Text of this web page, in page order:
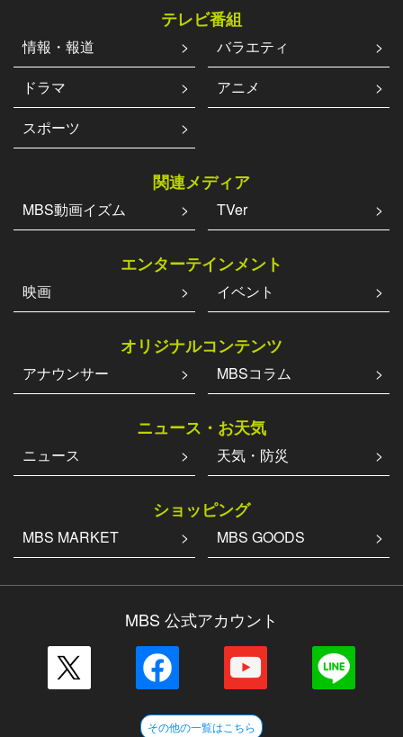
テレビ番組
情報・報道
バラエティ
ドラマ
アニメ
スポーツ
関連メディア
MBS動画イズム TVer
エンターテインメント
映画 イベント
オリジナルコンテンツ
アナウンサー MBSコラム
ニュース・お天気
ニュース 天気・防災
ショッピング
MBS MARKET MBS GOODS
MBS 公式アカウント
その他の一覧はこちら